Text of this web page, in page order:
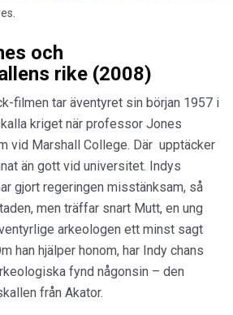
och
rike (2008)
filmen tar äventyret sin början 1957 i
kriget när professor Jones
vid Marshall College. Där upptäcker
än gott vid universitet. Indys
gjort regeringen misstänksam, så
men träffar snart Mutt, en ung
arkeologen ett minst sagt
han hjälper honom, har Indy chans
fynd någonsin – den
från Akator.